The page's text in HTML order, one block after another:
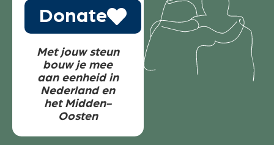
Donate
Met jouw steun
bouw je mee
aan eenheid in
Nederland en
het Midden-
Oosten